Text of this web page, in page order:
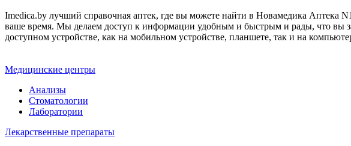
Imedica.by лучший справочная аптек, где вы можете найти в Новамедика Аптека
ваше время. Мы делаем доступ к информации удобным и быстрым и рады, что
доступном устройстве, как на мобильном устройстве, планшете, так и на
Медицинские центры
Анализы
Стоматологии
Лаборатории
Лекарственные препараты